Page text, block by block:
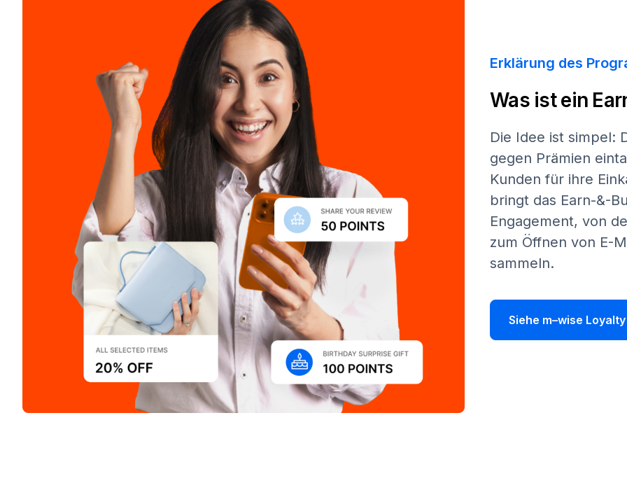
Erklärung des
Was ist ein
Die Idee ist simpel:
gegen Prämien
Kunden für ihre
bringt das Earn-&-
Engagement, von
zum Öffnen von E-
sammeln.
Siehe m–wise